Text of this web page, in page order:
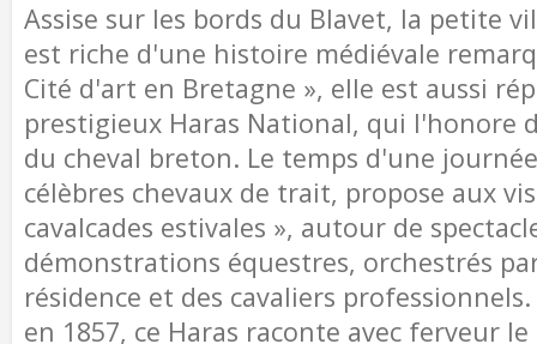
Assise sur les bords du Blavet, la petite
est riche d'une histoire médiévale
Cité d'art en Bretagne », elle est aussi
prestigieux Haras National, qui l'honore
du cheval breton. Le temps d'une
célèbres chevaux de trait, propose aux
cavalcades estivales », autour de
démonstrations équestres, orchestrés
résidence et des cavaliers
en 1857, ce Haras raconte avec ferveur